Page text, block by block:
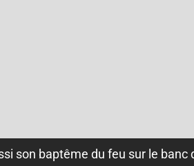
son baptême du feu sur le banc